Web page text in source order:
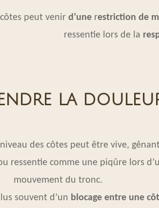
peut venir d’une restriction de
ressentie lors de la
la
des côtes peut être vive,
ressentie comme une piqûre lors
mouvement du tronc.
souvent d’un blocage entre une